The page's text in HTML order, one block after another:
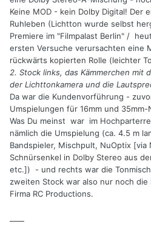
Keine MOD - kein Dolby Digital! Der
Ruhleben (Lichtton wurde selbst
Premiere im "Filmpalast Berlin" /
ersten Versuche verursachten eine
rückwärts kopierten Rolle (leichter
2. Stock links, das Kämmerchen mit
der Lichttonkamera und die
Da war die Kundenvorführung -
Umspielungen für 16mm und
Was Du meinst war im
nämlich die Umspielung (ca. 4.5 m
Bandspieler, Mischpult, NuOptix [via
Schnürsenkel in Dolby Stereo aus
etc.]) - und rechts war die
zweiten Stock war also nur noch
Firma RC Productions.